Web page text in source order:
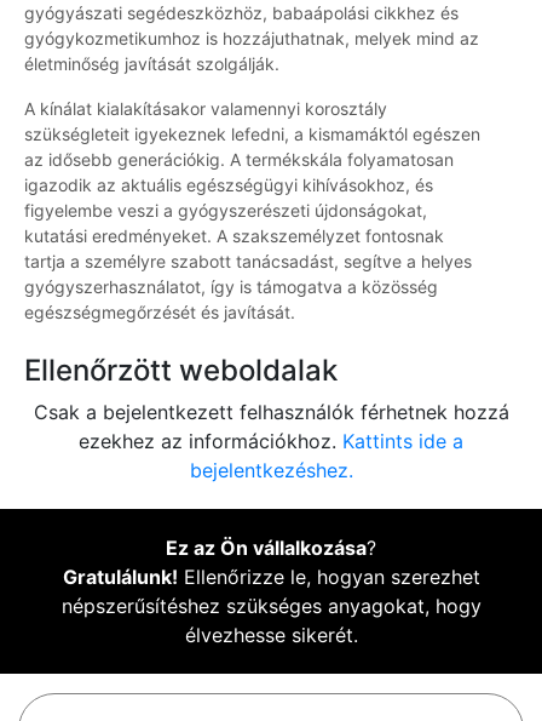
gyógyászati segédeszközhöz, babaápolási cikkhez és
gyógykozmetikumhoz is hozzájuthatnak, melyek mind az
életminőség javítását szolgálják.
A kínálat kialakításakor valamennyi korosztály
szükségleteit igyekeznek lefedni, a kismamáktól egészen
az idősebb generációkig. A termékskála folyamatosan
igazodik az aktuális egészségügyi kihívásokhoz, és
figyelembe veszi a gyógyszerészeti újdonságokat,
kutatási eredményeket. A szakszemélyzet fontosnak
tartja a személyre szabott tanácsadást, segítve a helyes
gyógyszerhasználatot, így is támogatva a közösség
egészségmegőrzését és javítását.
Ellenőrzött weboldalak
Csak a bejelentkezett felhasználók férhetnek hozzá
ezekhez az információkhoz. Kattints ide a
bejelentkezéshez.
Ez az Ön vállalkozása?
Gratulálunk! Ellenőrizze le, hogyan szerezhet
népszerűsítéshez szükséges anyagokat, hogy
élvezhesse sikerét.